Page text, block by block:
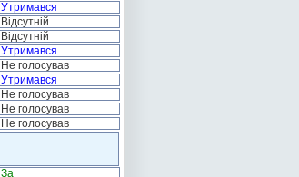
Утримався
Відсутній
Відсутній
Утримався
Не голосував
Утримався
Не голосував
Не голосував
Не голосував
За